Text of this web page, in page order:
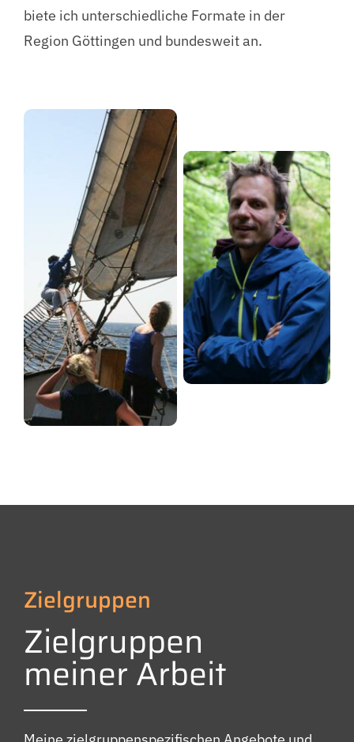
biete ich unterschiedliche Formate in der
Region Göttingen und bundesweit an.
Zielgruppen
Zielgruppen
meiner Arbeit